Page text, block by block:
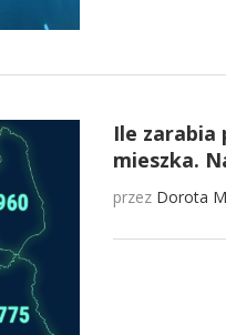
Ile zarabia
mieszka.
przez Dorota